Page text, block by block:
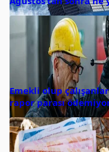
Emekli olup
rapor parası